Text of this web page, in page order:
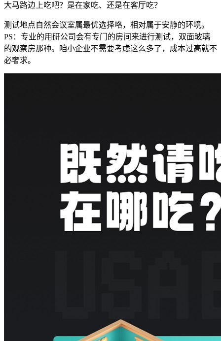
大马路边上吃吧？是在家吃、还是在客厅吃？
测试地点自然会议室属最优选择咯，相对属于安静的环境。
PS：专业的用研公司会有专门的房间来进行测试，双面玻璃
的观察房那种。咱小企业不需要考虑这么多了，成本过高就不
必奢求。